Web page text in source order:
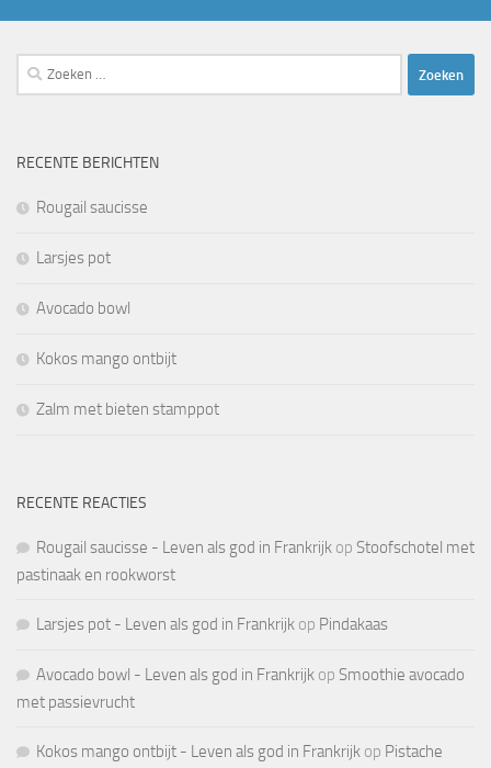
Zoeken
naar:
RECENTE BERICHTEN
Rougail saucisse
Larsjes pot
Avocado bowl
Kokos mango ontbijt
Zalm met bieten stamppot
RECENTE REACTIES
Rougail saucisse - Leven als god in Frankrijk op Stoofschotel met
pastinaak en rookworst
Larsjes pot - Leven als god in Frankrijk op Pindakaas
Avocado bowl - Leven als god in Frankrijk op Smoothie avocado
met passievrucht
Kokos mango ontbijt - Leven als god in Frankrijk op Pistache